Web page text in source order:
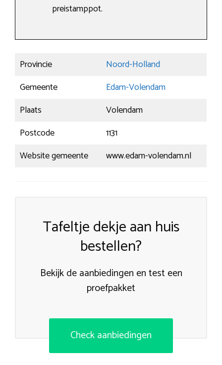
preistamppot.
Provincie
Noord-Holland
Gemeente
Edam-Volendam
Plaats
Volendam
Postcode
1131
Website gemeente
www.edam-volendam.nl
Tafeltje dekje aan huis
bestellen?
Bekijk de aanbiedingen en test een
proefpakket
Check aanbiedingen